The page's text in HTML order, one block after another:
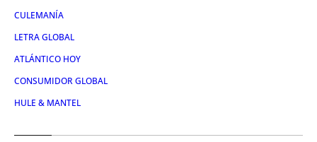
CULEMANÍA
LETRA GLOBAL
ATLÁNTICO HOY
CONSUMIDOR GLOBAL
HULE & MANTEL